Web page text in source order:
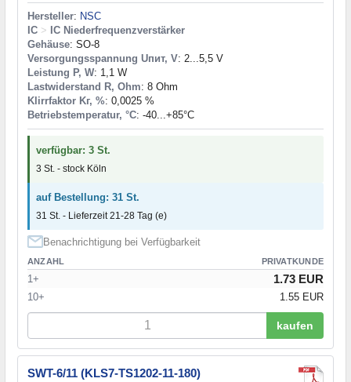
Hersteller: NSC
IC > IC Niederfrequenzverstärker
Gehäuse: SO-8
Versorgungsspannung Uпит, V: 2...5,5 V
Leistung P, W: 1,1 W
Lastwiderstand R, Ohm: 8 Ohm
Klirrfaktor Kг, %: 0,0025 %
Betriebstemperatur, °C: -40...+85°C
verfügbar: 3 St.
3 St. - stock Köln
auf Bestellung: 31 St.
31 St. - Lieferzeit 21-28 Tag (e)
Benachrichtigung bei Verfügbarkeit
ANZAHL PRIVATKUNDE
1+ 1.73 EUR
10+ 1.55 EUR
kaufen
SWT-6/11 (KLS7-TS1202-11-180)